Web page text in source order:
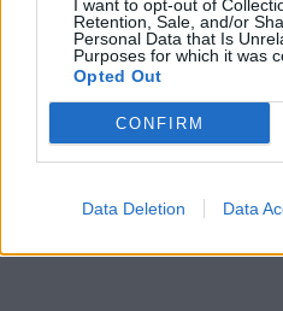
I want to opt-out of
Retention, Sale, and/or
Personal Data that Is
Purposes for which it was
Opted Out
CONFIRM
Data Deletion Data